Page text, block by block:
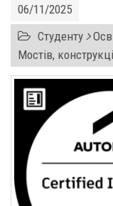
06/11/2025
Студенту
Мостів,